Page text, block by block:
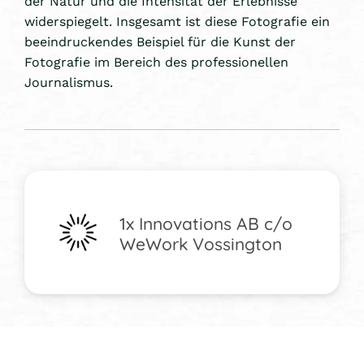
widerspiegelt. Insgesamt ist diese Fotografie ein
beeindruckendes Beispiel für die Kunst der
Fotografie im Bereich des professionellen
Journalismus.
1x Innovations AB c/o
WeWork Vossington